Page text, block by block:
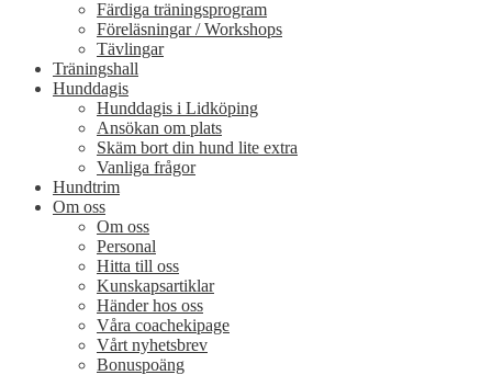
Färdiga träningsprogram
Föreläsningar / Workshops
Tävlingar
Träningshall
Hunddagis
Hunddagis i Lidköping
Ansökan om plats
Skäm bort din hund lite extra
Vanliga frågor
Hundtrim
Om oss
Om oss
Personal
Hitta till oss
Kunskapsartiklar
Händer hos oss
Våra coachekipage
Vårt nyhetsbrev
Bonuspoäng